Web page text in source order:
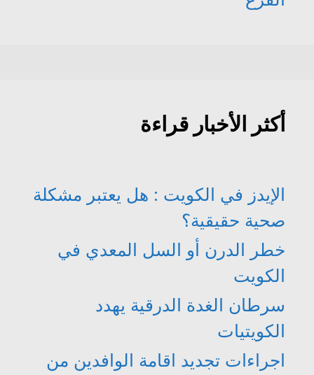
أكثر الأخبار قراءة
الإيدز في الكويت : هل يعتبر مشكلة
صحية حقيقية؟
خطر الدرن أو السل المعدي في
الكويت
سرطان الغدة الدرقية يهدد
الكويتيات
اجراءات تجديد اقامة الوافدين من